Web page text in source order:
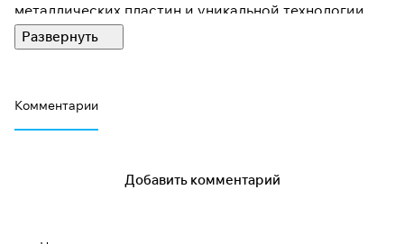
металлических пластин и уникальной технологии
СА100. Она позволяет даже при достаточно
долговременном простое очень быстро возвратить
Комментарии
Добавить комментарий